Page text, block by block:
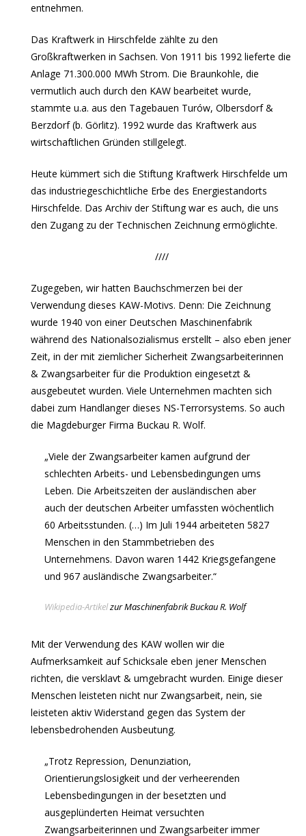
entnehmen.
Das Kraftwerk in Hirschfelde zählte zu den
Großkraftwerken in Sachsen. Von 1911 bis 1992 lieferte die
Anlage 71.300.000 MWh Strom. Die Braunkohle, die
vermutlich auch durch den KAW bearbeitet wurde,
stammte u.a. aus den Tagebauen Turów, Olbersdorf &
Berzdorf (b. Görlitz). 1992 wurde das Kraftwerk aus
wirtschaftlichen Gründen stillgelegt.
Heute kümmert sich die Stiftung Kraftwerk Hirschfelde um
das industriegeschichtliche Erbe des Energiestandorts
Hirschfelde. Das Archiv der Stiftung war es auch, die uns
den Zugang zu der Technischen Zeichnung ermöglichte.
////
Zugegeben, wir hatten Bauchschmerzen bei der
Verwendung dieses KAW-Motivs. Denn: Die Zeichnung
wurde 1940 von einer Deutschen Maschinenfabrik
während des Nationalsozialismus erstellt – also eben jener
Zeit, in der mit ziemlicher Sicherheit Zwangsarbeiterinnen
& Zwangsarbeiter für die Produktion eingesetzt &
ausgebeutet wurden. Viele Unternehmen machten sich
dabei zum Handlanger dieses NS-Terrorsystems. So auch
die Magdeburger Firma Buckau R. Wolf.
„Viele der Zwangsarbeiter kamen aufgrund der
schlechten Arbeits- und Lebensbedingungen ums
Leben. Die Arbeitszeiten der ausländischen aber
auch der deutschen Arbeiter umfassten wöchentlich
60 Arbeitsstunden. (…) Im Juli 1944 arbeiteten 5827
Menschen in den Stammbetrieben des
Unternehmens. Davon waren 1442 Kriegsgefangene
und 967 ausländische Zwangsarbeiter.“
Wikipedia-Artikelzur Maschinenfabrik Buckau R. Wolf
Mit der Verwendung des KAW wollen wir die
Aufmerksamkeit auf Schicksale eben jener Menschen
richten, die versklavt & umgebracht wurden. Einige dieser
Menschen leisteten nicht nur Zwangsarbeit, nein, sie
leisteten aktiv Widerstand gegen das System der
lebensbedrohenden Ausbeutung.
„Trotz Repression, Denunziation,
Orientierungslosigkeit und der verheerenden
Lebensbedingungen in der besetzten und
ausgeplünderten Heimat versuchten
Zwangsarbeiterinnen und Zwangsarbeiter immer